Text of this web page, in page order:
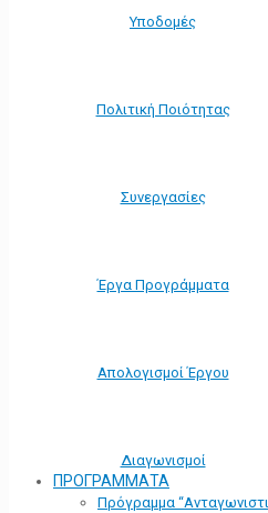
Υποδομές
Πολιτική Ποιότητας
Συνεργασίες
Έργα Προγράμματα
Απολογισμοί Έργου
Διαγωνισμοί
ΠΡΟΓΡΑΜΜΑΤΑ
Πρόγραμμα